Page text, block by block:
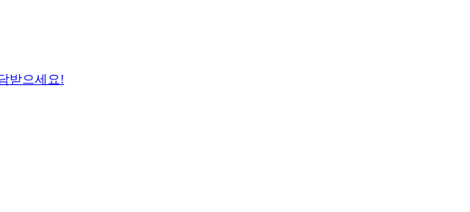
받으세요!